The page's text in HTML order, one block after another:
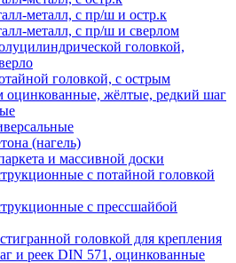
металл, с пр/ш и остр.к
металл, с пр/ш и сверлом
головкой,
головкой, с острым
оцинкованные, жёлтые, редкий шаг
(нагель)
и массивной доски
с потайной головкой
с прессшайбой
головкой для крепления
и реек DIN 571, оцинкованные